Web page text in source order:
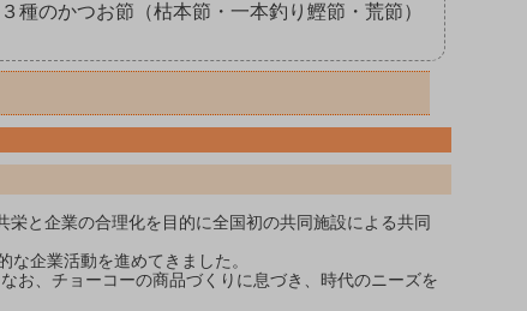
のかつお節（枯本節・一本釣り鰹節・荒節）
と企業の合理化を目的に全国初の共同施設による共同
企業活動を進めてきました。
お、チョーコーの商品づくりに息づき、時代のニーズを